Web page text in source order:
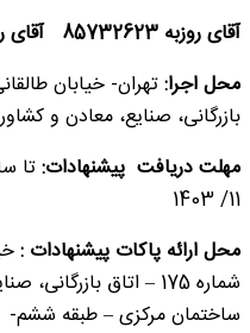
آقای روزبه 85732623 آقای روزرخ 85732005
محل اجرا:تهران- خیابان
بازرگانی، صنایع، معادن و
مهلت دریافت پیشنهادات:
11/ 1403
محل ارائه پاکات پیشنهادات :
شماره 175 – اتاق
ساختمان مرکزی – طبقه ششم-